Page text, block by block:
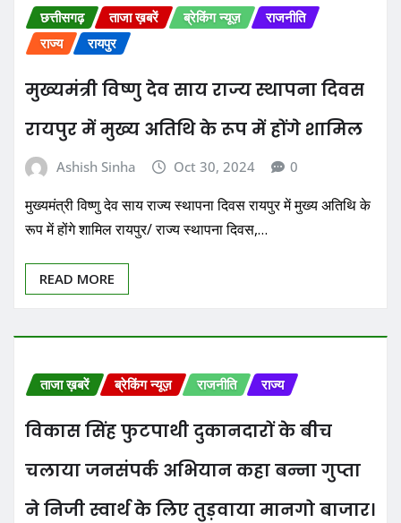
छत्तीसगढ़ ताजा ख़बरें ब्रेकिंग न्यूज़
राजनीति
राज्य
रायपुर
मुख्यमंत्री विष्णु देव साय राज्य स्थापना दिवस
रायपुर में मुख्य अतिथि के रूप में होंगे शामिल
Ashish Sinha Oct 30, 2024 0
मुख्यमंत्री विष्णु देव साय राज्य स्थापना दिवस रायपुर में मुख्य अतिथि के
रूप में होंगे शामिल रायपुर/ राज्य स्थापना दिवस,…
READ MORE
ताजा ख़बरें ब्रेकिंग न्यूज़ राजनीति राज्य
विकास सिंह फुटपाथी दुकानदारों के बीच
चलाया जनसंपर्क अभियान कहा बन्ना गुप्ता
ने निजी स्वार्थ के लिए तुड़वाया मानगो बाजार।